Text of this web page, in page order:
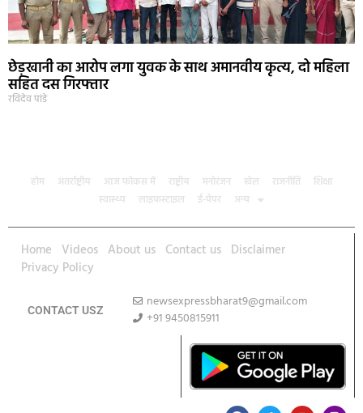
छेड़खानी का आरोप लगा युवक के साथ अमानवीय कृत्य, दो महिला
सहित दस गिरफ्तार
रविदेव पांडे
होम अंतर्राष्ट्रीय आज फोकस में राष्ट्रीय मनोरंजन खेल राजनीति
शिक्षा
स्वास्थ्य
लाइफस्टाइल ई-पेपर अन्य
Home Videos About us Contact us Disclaimer
Privacy Policy
CONTACT USZ
newsexpressbharat9@gmail.com
+91 9450815911